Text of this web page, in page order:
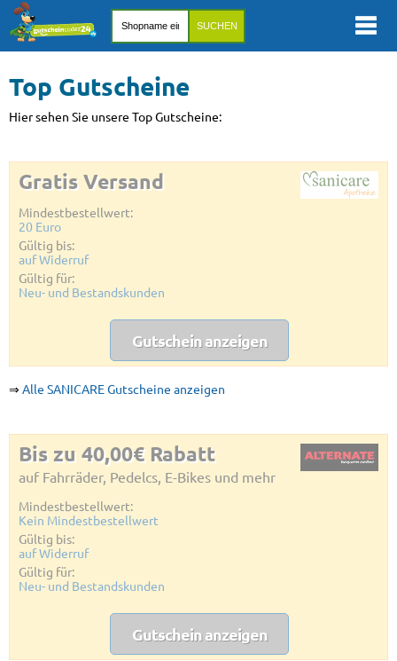
Top Gutscheine
Hier sehen Sie unsere Top Gutscheine:
Gratis Versand
Mindestbestellwert:
20 Euro
Gültig bis:
auf Widerruf
Gültig für:
Neu- und Bestandskunden
Gutschein anzeigen
⇒ Alle SANICARE Gutscheine anzeigen
Bis zu 40,00€ Rabatt
auf Fahrräder, Pedelcs, E-Bikes und mehr
Mindestbestellwert:
Kein Mindestbestellwert
Gültig bis:
auf Widerruf
Gültig für:
Neu- und Bestandskunden
Gutschein anzeigen